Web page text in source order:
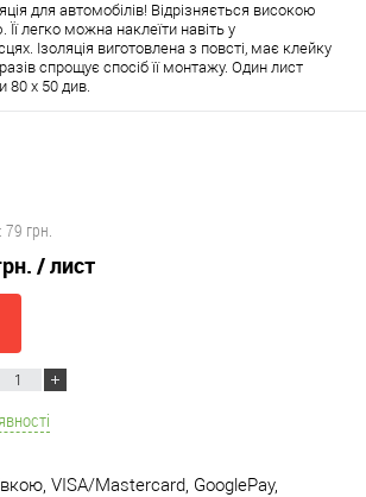
для автомобілів! Відрізняється високою
Її легко можна наклеїти навіть у
Ізоляція виготовлена з повсті, має клейку
спрощує спосіб її монтажу. Один лист
80 х 50 див.
79 грн.
/ лист
VISA/Mastercard, GooglePay,